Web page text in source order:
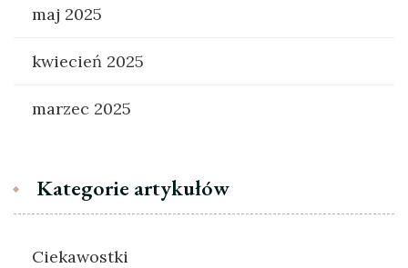
maj 2025
kwiecień 2025
marzec 2025
Kategorie artykułów
Ciekawostki